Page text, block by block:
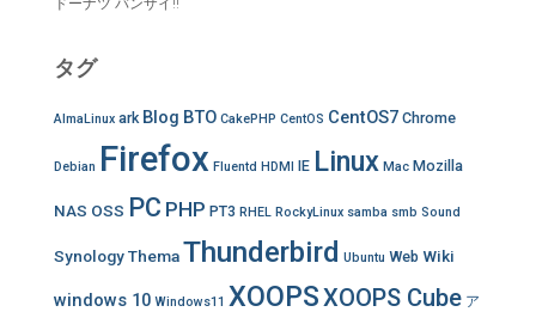
ドーナツ バンザイ!!
タグ
AlmaLinux ark Blog BTO CakePHP CentOS CentOS7 Chrome
Debian Firefox Fluentd HDMI IE Linux Mac Mozilla
NAS OSS PC PHP PT3 RHEL RockyLinux samba smb Sound
SynologyThemaThunderbird Ubuntu Web Wiki
windows 10 Windows11 XOOPSXOOPS Cube ア